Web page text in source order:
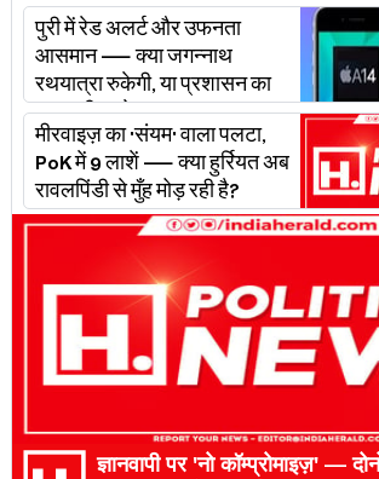
पुरी में रेड अलर्ट और उफनता
आसमान — क्या जगन्नाथ
रथयात्रा रुकेगी, या प्रशासन का
'प्लान बी' चलेगा?
मीरवाइज़ का 'संयम' वाला पलटा,
PoK में 9 लाशें — क्या हुर्रियत अब
रावलपिंडी से मुँह मोड़ रही है?
ज्ञानवापी पर 'नो कॉम्प्रोमाइज़' —